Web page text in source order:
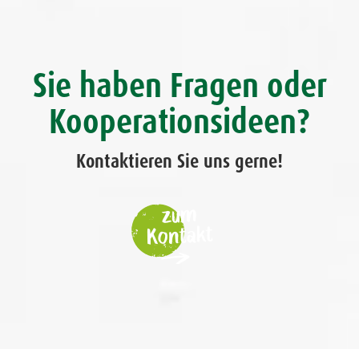
Sie haben Fragen oder
Kooperationsideen?
Kontaktieren Sie uns gerne!
zum
Kontakt